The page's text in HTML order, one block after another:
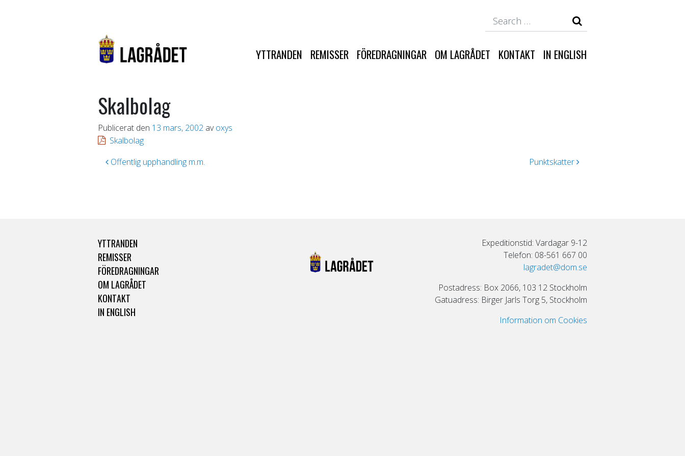
YTTRANDEN REMISSER FÖREDRAGNINGAR OM LAGRÅDET KONTAKT IN ENGLISH
Skalbolag
Publicerat den 13 mars, 2002 av oxys
Skalbolag
Inläggsnavigering
Offentlig upphandling m.m. Punktskatter
YTTRANDEN
REMISSER
FÖREDRAGNINGAR
OM LAGRÅDET
KONTAKT
IN ENGLISH
Expeditionstid: Vardagar 9-12
Telefon: 08-561 667 00
lagradet@dom.se
Postadress: Box 2066, 103 12 Stockholm
Gatuadress: Birger Jarls Torg 5, Stockholm
Information om Cookies